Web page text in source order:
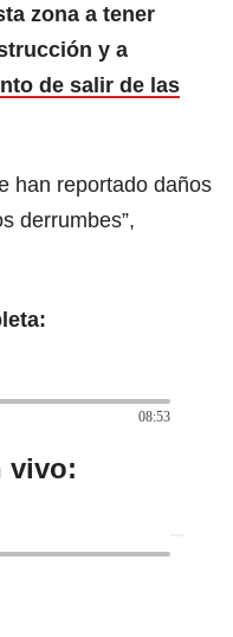
zona a tener
y a
de salir de las
han reportado daños
derrumbes”,
08:53
vivo: